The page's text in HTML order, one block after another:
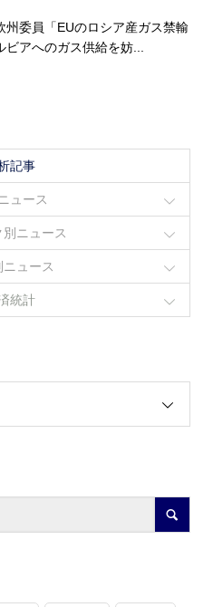
州委員「EUのロシア産ガス禁輸
ビアへのガス供給を妨...
記事
ュース
別ニュース
ニュース
統計